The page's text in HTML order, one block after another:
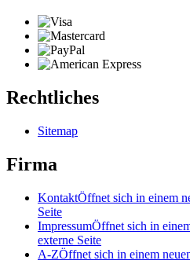
Rechtliches
Sitemap
Firma
KontaktÖffnet sich in einem
Seite
ImpressumÖffnet sich in
externe Seite
A-ZÖffnet sich in einem